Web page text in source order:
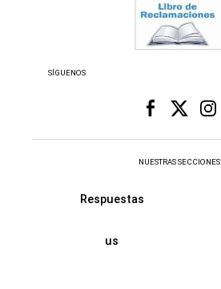
SÍGUENOS
NUESTRAS SECCIONES
Respuestas
us